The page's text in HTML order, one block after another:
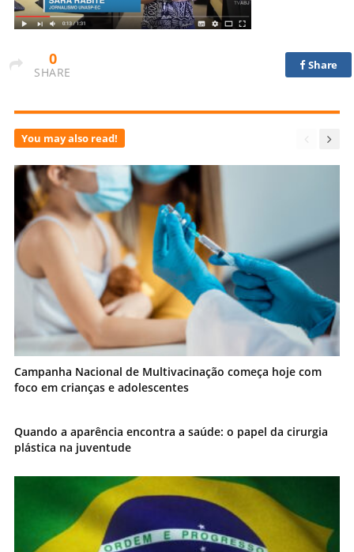
0
SHARE
Share
You may also read!
Campanha Nacional de Multivacinação começa hoje com
foco em crianças e adolescentes
Quando a aparência encontra a saúde: o papel da cirurgia
plástica na juventude